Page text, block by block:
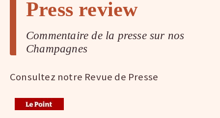
Press review
Commentaire de la presse sur nos
Champagnes
Consultez notre Revue de Presse